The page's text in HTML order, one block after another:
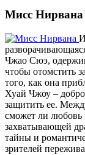
Мисс Нирвана
Чжао Сюэ,
чтобы отомстить
того, как она
Хуай Чжоу –
защитить ее.
сможет ли любовь
захватывающей
тайны и
зрителей